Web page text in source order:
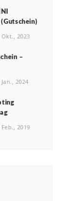
Okt., 2023
–
Jan., 2024
Feb., 2019